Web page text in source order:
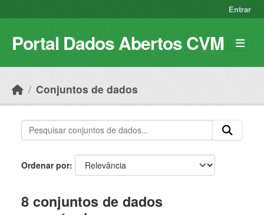
Entrar
Portal Dados Abertos CVM
Conjuntos de dados
Ordenar por
8 conjuntos de dados